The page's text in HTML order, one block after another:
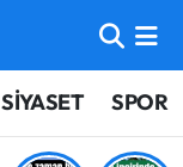
SİYASET SPOR